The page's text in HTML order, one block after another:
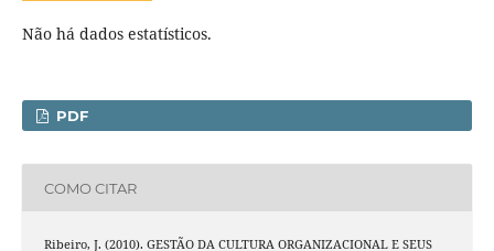
Não há dados estatísticos.
PDF
COMO CITAR
Ribeiro, J. (2010). GESTÃO DA CULTURA ORGANIZACIONAL E SEUS